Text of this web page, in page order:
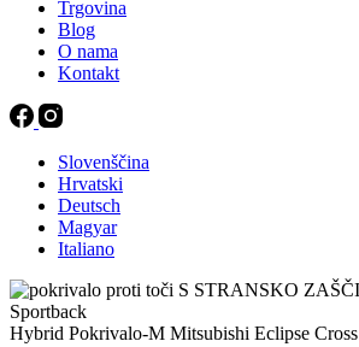
Trgovina
Blog
O nama
Kontakt
Slovenščina
Hrvatski
Deutsch
Magyar
Italiano
Hybrid Pokrivalo-M Mitsubishi Eclipse Cross